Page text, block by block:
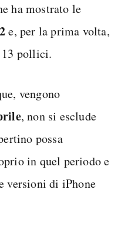
ha mostrato le
e, per la prima volta,
13 pollici.
vengono
, non si esclude
possa
in quel periodo e
versioni di iPhone